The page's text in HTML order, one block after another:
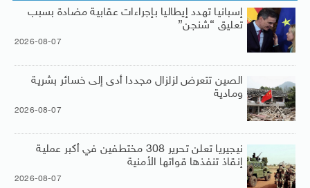
إسبانيا تهدد إيطاليا بإجراءات عقابية مضادة بسبب
تعليق “شنجن”
2026-08-07
الصين تتعرض لزلزال مجددا أدى إلى خسائر بشرية
ومادية
2026-08-07
نيجيريا تعلن تحرير 308 مختطفين في أكبر عملية
إنقاذ تنفذها قواتها الأمنية
2026-08-07